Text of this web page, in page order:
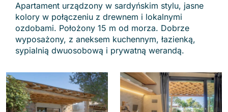
Apartament urządzony w sardyńskim stylu, jasne
kolory w połączeniu z drewnem i lokalnymi
ozdobami. Położony 15 m od morza. Dobrze
wyposażony, z aneksem kuchennym, łazienką,
sypialnią dwuosobową i prywatną werandą.